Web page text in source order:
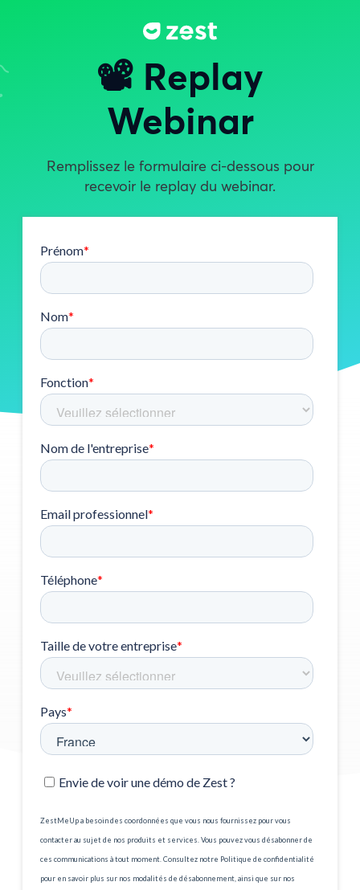
📽️ Replay
Webinar
Remplissez le formulaire ci-dessous pour
recevoir le replay du webinar.